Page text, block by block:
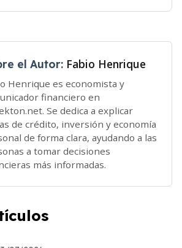
el Autor: Fabio Henrique
Henrique es economista y
financiero en
Se dedica a explicar
de crédito, inversión y economía
de forma clara, ayudando a las
a tomar decisiones
más informadas.